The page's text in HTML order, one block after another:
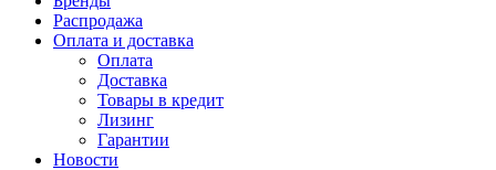
Распродажа
Оплата и доставка
Оплата
Доставка
Товары в кредит
Лизинг
Гарантии
Новости